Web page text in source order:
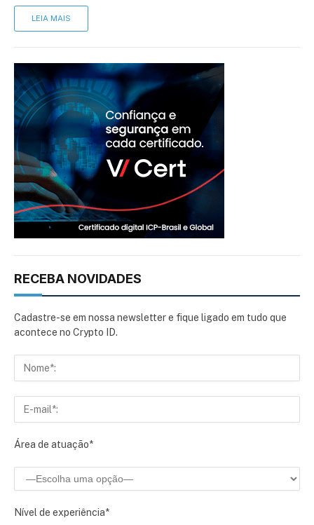
LEIA MAIS
RECEBA NOVIDADES
Cadastre-se em nossa newsletter e fique ligado em tudo que
acontece no Crypto ID.
Área de atuação*
Nível de experiência*